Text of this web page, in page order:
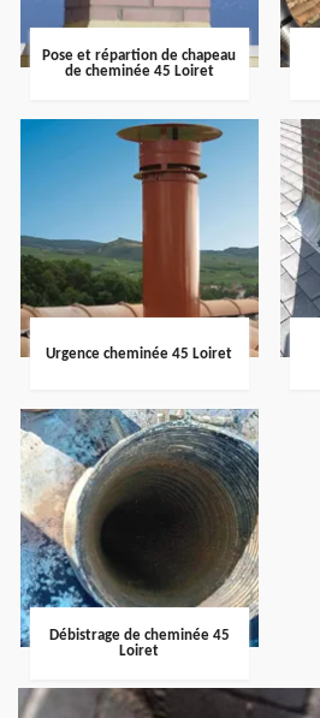
Pose et répartion de chapeau
de cheminée 45 Loiret
Urgence cheminée 45 Loiret
Débistrage de cheminée 45
Loiret